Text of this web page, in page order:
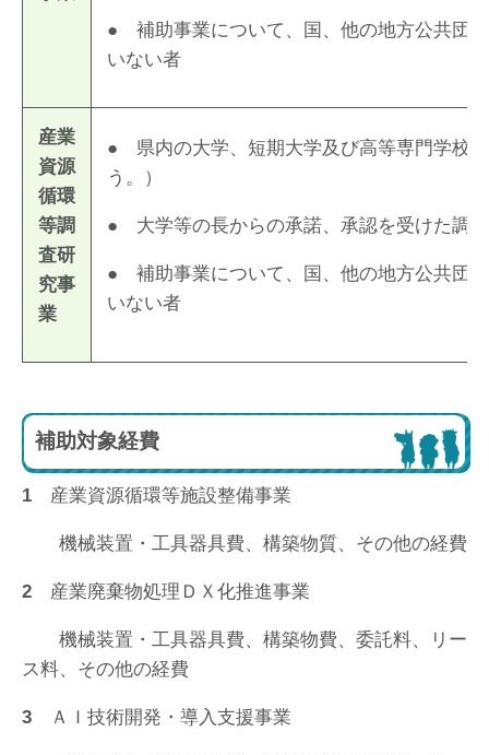
● 補助事業について、国、他の地方公共団
いない者
産業
資源
循環
等調
査研
究事
業
● 県内の大学、短期大学及び高等専門学校
う。）
● 大学等の長からの承諾、承認を受けた調
● 補助事業について、国、他の地方公共団
いない者
補助対象経費
1 産業資源循環等施設整備事業
機械装置・工具器具費、構築物質、その他の経費
2 産業廃棄物処理ＤＸ化推進事業
機械装置・工具器具費、構築物費、委託料、リー
ス料、その他の経費
3 ＡＩ技術開発・導入支援事業